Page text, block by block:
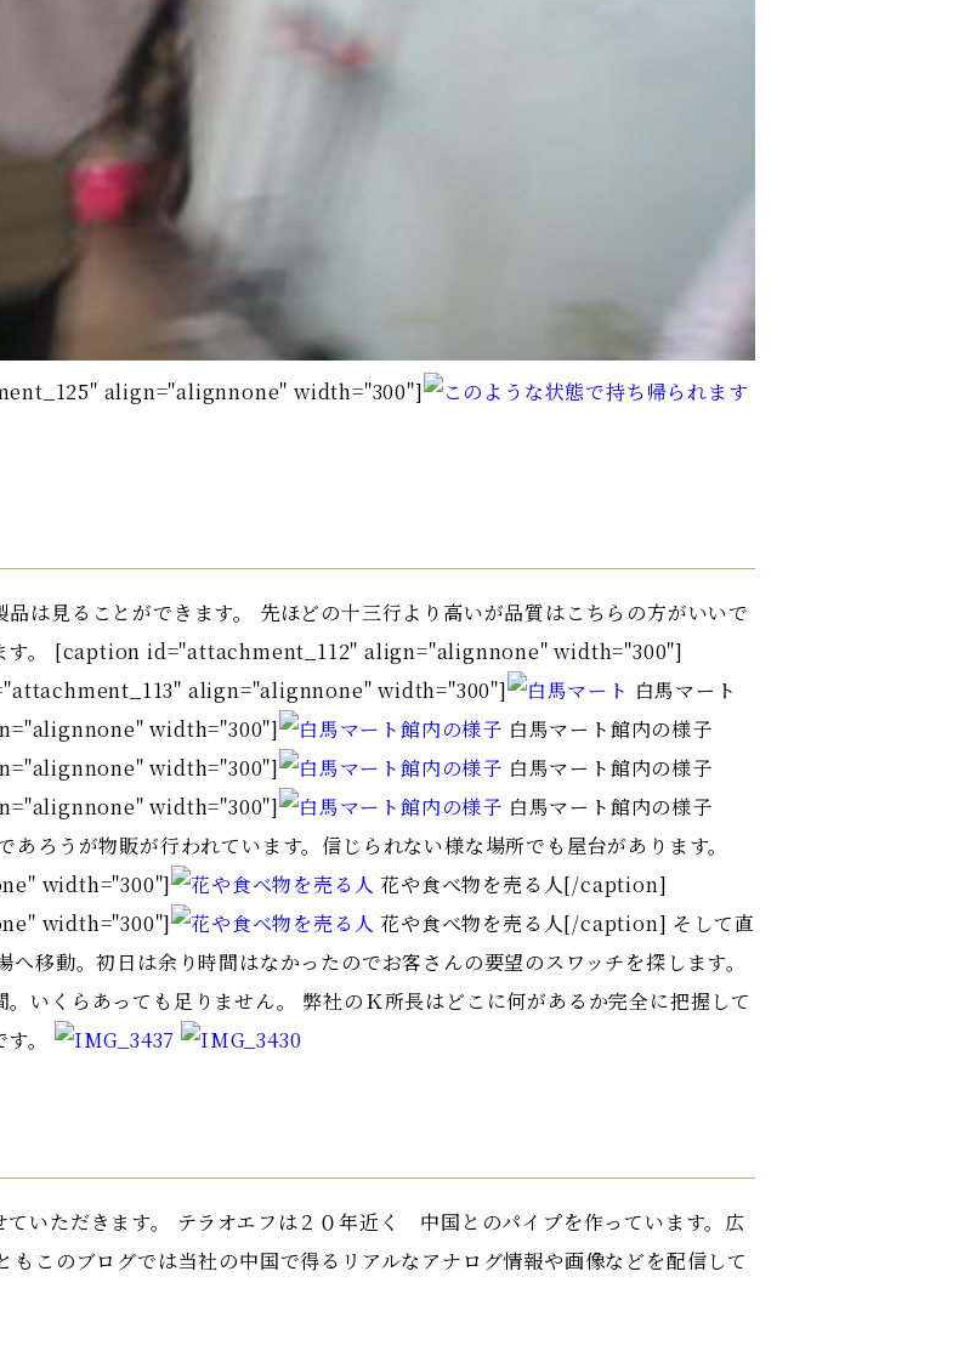
〒660-0811
兵庫県尼崎市常光寺1-22-1
align="alignnone" width="300"]
は見ることができます。 先ほどの十三行より高いが品質はこちらの方がいいで
ます。 [caption id="attachment_112" align="alignnone" width="300"]
align="alignnone" width="300"]
白馬マート
width="300"]
白馬マート館内の様子
width="300"]
白馬マート館内の様子
width="300"]
白馬マート館内の様子
ろうが物販が行われています。信じられない様な場所でも屋台があります。
width="300"]
花や食べ物を売る人[/caption]
width="300"]
花や食べ物を売る人[/caption] そして直
移動。初日は余り時間はなかったのでお客さんの要望のスワッチを探します。
いくらあっても足りません。 弊社のＫ所長はどこに何があるか完全に把握して
。
いただきます。 テラオエフは２０年近く 中国とのパイプを作っています。広
このブログでは当社の中国で得るリアルなアナログ情報や画像などを配信して